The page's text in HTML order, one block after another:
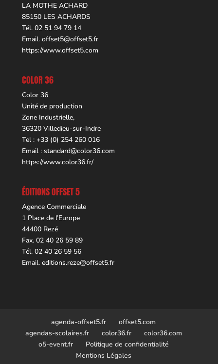
LA MOTHE ACHARD
85150 LES ACHARDS
Tél. 02 51 94 79 14
Email. offset5@offset5.fr
https://www.offset5.com
COLOR 36
Color 36
Unité de production
Zone Industrielle,
36320 Villedieu-sur-Indre
Tel : +33 (0) 254 260 016
Email : standard@color36.com
https://www.color36.fr/
ÉDITIONS OFFSET 5
Agence Commerciale
1 Place de l’Europe
44400 Rezé
Fax. 02 40 26 59 89
Tél. 02 40 26 59 56
Email. editions.reze@offset5.fr
agenda-offset5.fr
offset5.com
agendas-scolaires.fr
color36.fr
color36.com
o5-event.fr
Politique de confidentialité
Mentions Légales